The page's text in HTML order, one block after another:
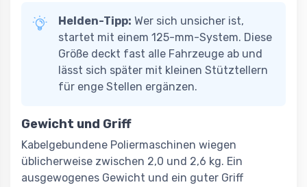
Helden-Tipp: Wer sich unsicher ist,
startet mit einem 125-mm-System. Diese
Größe deckt fast alle Fahrzeuge ab und
lässt sich später mit kleinen Stütztellern
für enge Stellen ergänzen.
Gewicht und Griff
Kabelgebundene Poliermaschinen wiegen
üblicherweise zwischen 2,0 und 2,6 kg. Ein
ausgewogenes Gewicht und ein guter Griff